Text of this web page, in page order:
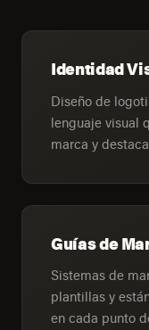
Identidad
Diseño de
lenguaje visual
marca y
Guías de
Sistemas de
plantillas y
en cada punto